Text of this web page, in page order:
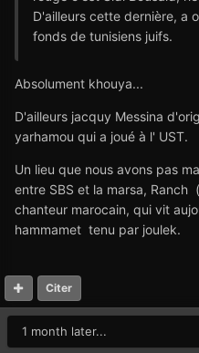
D'ailleurs cette dernière, a
fonds de tunisiens juifs.
Absolument khouya...
D'ailleurs jacquy Messina
yarhamou qui a joué à l' UST.
Un lieu que nous avons pas
entre SBS et la marsa, Ranch
chanteur marocain, qui vit
hammamet tenu par joulek.
Citer
1 month later...